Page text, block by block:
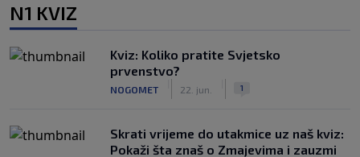
N1 KVIZ
Kviz: Koliko pratite Svjetsko
prvenstvo?
NOGOMET 22. jun. 1
Skrati vrijeme do utakmice uz naš kviz:
Pokaži šta znaš o Zmajevima i zauzmi